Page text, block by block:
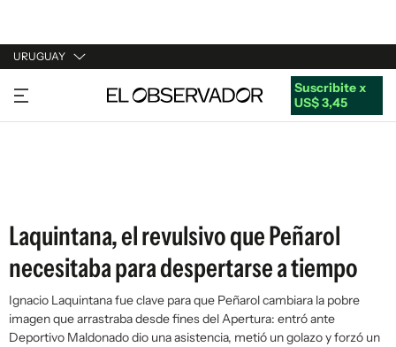
URUGUAY
URUGUAY
ARGENTINA
Suscribite x
US$ 3,45
Laquintana, el revulsivo que Peñarol
necesitaba para despertarse a tiempo
Ignacio Laquintana fue clave para que Peñarol cambiara la pobre
imagen que arrastraba desde fines del Apertura: entró ante
Deportivo Maldonado dio una asistencia, metió un golazo y forzó un